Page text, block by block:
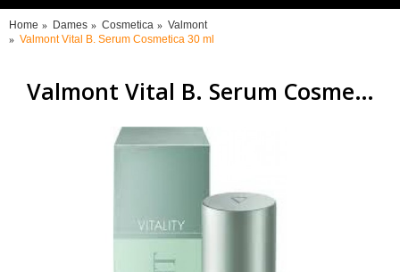
Home Dames Cosmetica
Valmont
Valmont Vital B. Serum Cosmetica 30 ml
Valmont Vital B. Serum Cosmetica 30 ml